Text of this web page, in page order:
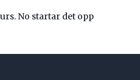
No startar det opp